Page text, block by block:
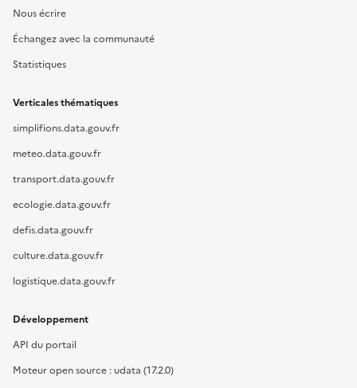
Nous écrire
Échangez avec la communauté
Statistiques
Verticales thématiques
simplifions.data.gouv.fr
meteo.data.gouv.fr
transport.data.gouv.fr
ecologie.data.gouv.fr
defis.data.gouv.fr
culture.data.gouv.fr
logistique.data.gouv.fr
Développement
API du portail
Moteur open source : udata (17.2.0)